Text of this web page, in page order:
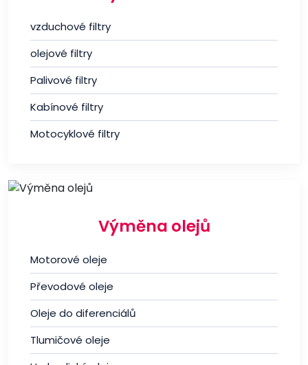
vzduchové filtry
olejové filtry
Palivové filtry
Kabínové filtry
Motocyklové filtry
Výměna olejů
Motorové oleje
Převodové oleje
Oleje do diferenciálů
Tlumičové oleje